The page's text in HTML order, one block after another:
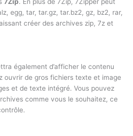
7Zip. En plus de 7Zip, 7Zipper peut
egg, tar, tar.gz, tar.bz2, gz, bz2, rar,
créer des archives zip, 7z et
également d’afficher le contenu
ouvrir de gros fichiers texte et image
et de texte intégré. Vous pouvez
comme vous le souhaitez, ce